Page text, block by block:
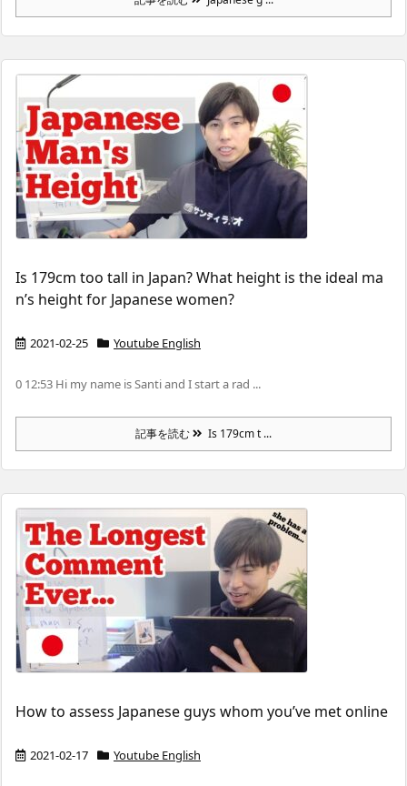
Is 179cm too tall in Japan? What height is the ideal ma
n’s height for Japanese women?
2021-02-25 Youtube English
0 12:53 Hi my name is Santi and I start a rad ...
記事を読む Is 179cm t ...
How to assess Japanese guys whom you’ve met online
2021-02-17 Youtube English